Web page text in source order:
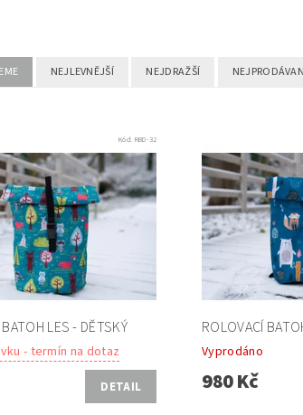
NEJLEVNĚJŠÍ NEJDRAŽŠÍ
Kód: RBD-32
LES - DĚTSKÝ
- termín na dotaz
DETAIL
ROLOVACÍ
Vyprodáno
980 Kč